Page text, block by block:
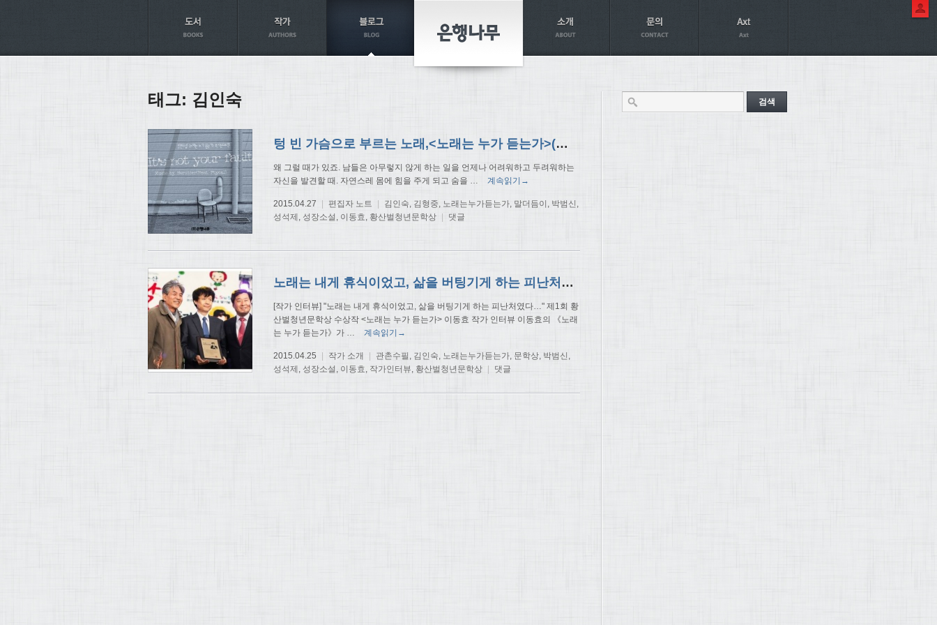
태그: 김인숙
텅 빈 가슴으로 부르는 노래,<노래는 누가 듣는가>(제1회 황산벌청년문학상 수상작)
왜 그럴 때가 있죠. 남들은 아무렇지 않게 하는 일을 언제나 어려워하고 두려워하는
자신을 발견할 때. 자연스레 몸에 힘을 주게 되고 숨을
계속읽기→
2015.04.27 편집자 노트 김인숙, 김형중, 노래는누가듣는가, 말더듬이 , 박범신 ,
성석제 , 성장소설 , 이동효, 황산벌청년문학상 댓글
노래는 내게 휴식이었고, 삶을 버팅기게 하는 피난처였다-<노래는 누가 듣는가> 이동효 작가
[작가 인터뷰] "노래는 내게 휴식이었고, 삶을 버팅기게 하는 피난처였다…" 제1회 황
산벌청년문학상 수상작 <노래는 누가 듣는가> 이동효 작가 인터뷰 이동효의 《노래
는 누가 듣는가》가
계속읽기→
2015.04.25 작가 소개 관촌수필 , 김인숙, 노래는누가듣는가, 문학상, 박범신 ,
성석제 , 성장소설 , 이동효, 작가인터뷰, 황산벌청년문학상 댓글